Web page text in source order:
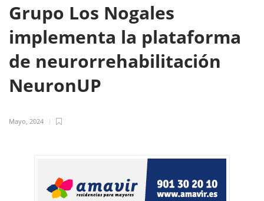
Grupo Los Nogales
implementa la plataforma
de neurorrehabilitación
NeuronUP
Mayo, 2024